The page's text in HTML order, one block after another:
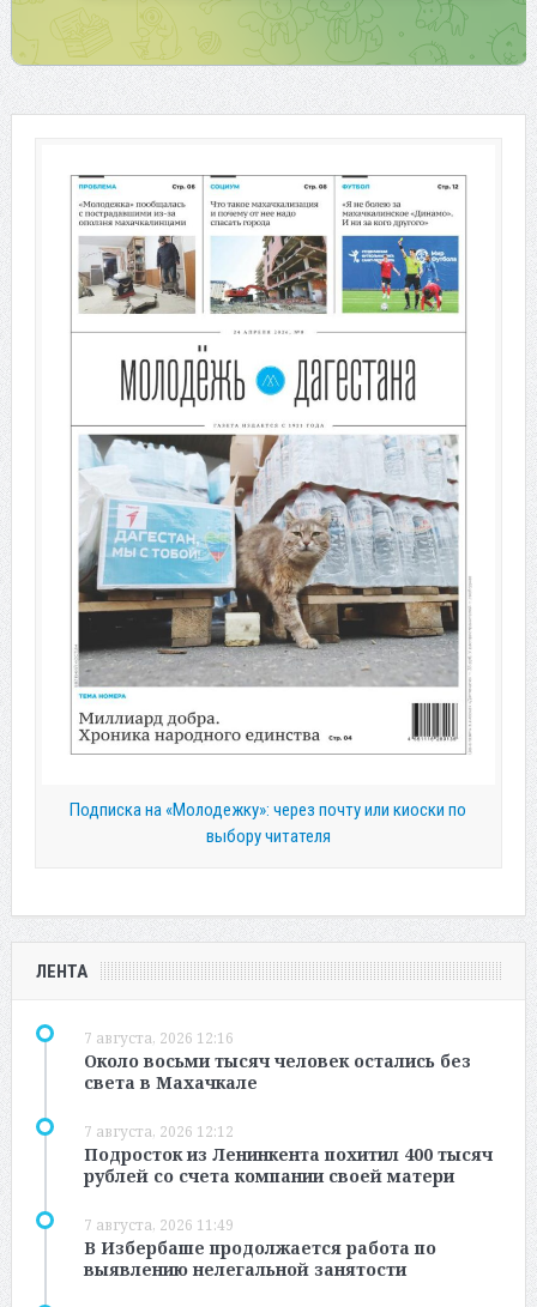
Подписка на «Молодежку»: через почту или киоски по
выбору читателя
ЛЕНТА
7 августа, 2026 12:16
Около восьми тысяч человек остались без
света в Махачкале
7 августа, 2026 12:12
Подросток из Ленинкента похитил 400 тысяч
рублей со счета компании своей матери
7 августа, 2026 11:49
В Избербаше продолжается работа по
выявлению нелегальной занятости